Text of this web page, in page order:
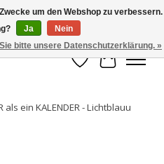
| Zubehör
Wunschzettel
Ihr
ein KALENDER - Lichtblauu
um den Webshop zu verbessern.
Ja
Nein
bitte unsere Datenschutzerklärung. »